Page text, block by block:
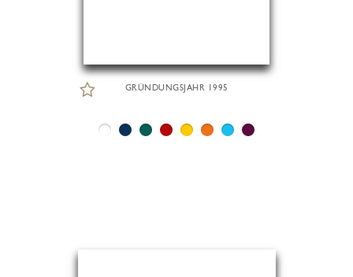
GRÜNDUNGSJAHR 1995